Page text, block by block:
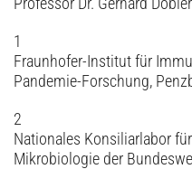
1
Fraunhofer-Institut für
Pandemie-Forschung,
2
Nationales Konsiliarlabor
Mikrobiologie der